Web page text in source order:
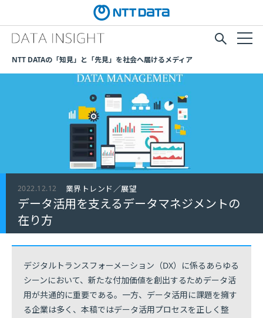
NTT DATAの「知見」と「先見」を社会へ届けるメディア
2022.12.12 業界トレンド／展望
データ活用を支えるデータマネジメントの
在り方
デジタルトランスフォーメーション（DX）に係るあらゆる
シーンにおいて、新たな付加価値を創出するためデータ活
用が共通的に重要である。一方、データ活用に課題を擁す
る企業は多く、本稿ではデータ活用プロセスを正しく整